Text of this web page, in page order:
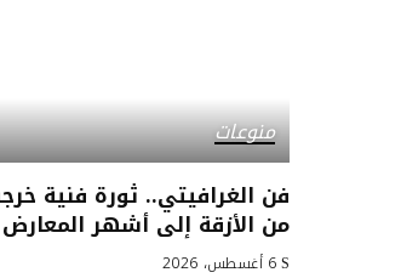
منوعات
فن الغرافيتي.. ثورة فنية
من الأزقة إلى أشهر المعارض
6 أغسطس، 2026